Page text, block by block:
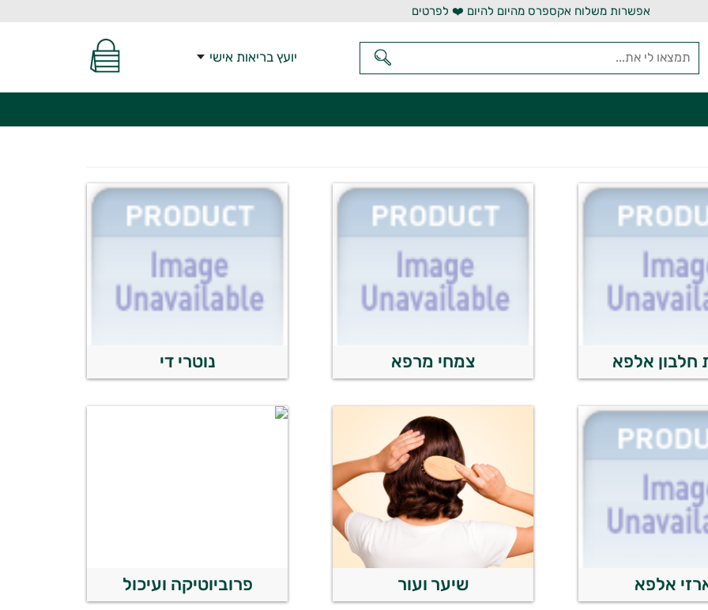
אפשרות משלוח אקספרס מהיום להיום ❤️ לפרטים
יועץ בריאות אישי
חלבון אלפא צמחי מרפא נוטרי די
אלפא שיער ועור פרוביוטיקה ועיכול